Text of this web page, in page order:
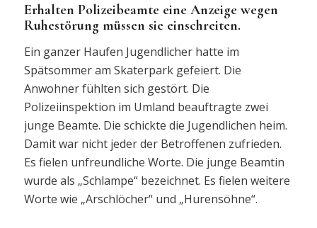
Erhalten Polizeibeamte eine Anzeige wegen
Ruhestörung müssen sie einschreiten.
Ein ganzer Haufen Jugendlicher hatte im
Spätsommer am Skaterpark gefeiert. Die
Anwohner fühlten sich gestört. Die
Polizeiinspektion im Umland beauftragte zwei
junge Beamte. Die schickte die Jugendlichen heim.
Damit war nicht jeder der Betroffenen zufrieden.
Es fielen unfreundliche Worte. Die junge Beamtin
wurde als „Schlampe“ bezeichnet. Es fielen weitere
Worte wie „Arschlöcher“ und „Hurensöhne“.